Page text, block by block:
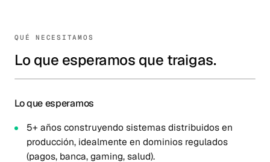
QUÉ NECESITAMOS
Lo que esperamos que traigas.
Lo que esperamos
5+ años construyendo sistemas distribuidos en
producción, idealmente en dominios regulados
(pagos, banca, gaming, salud).